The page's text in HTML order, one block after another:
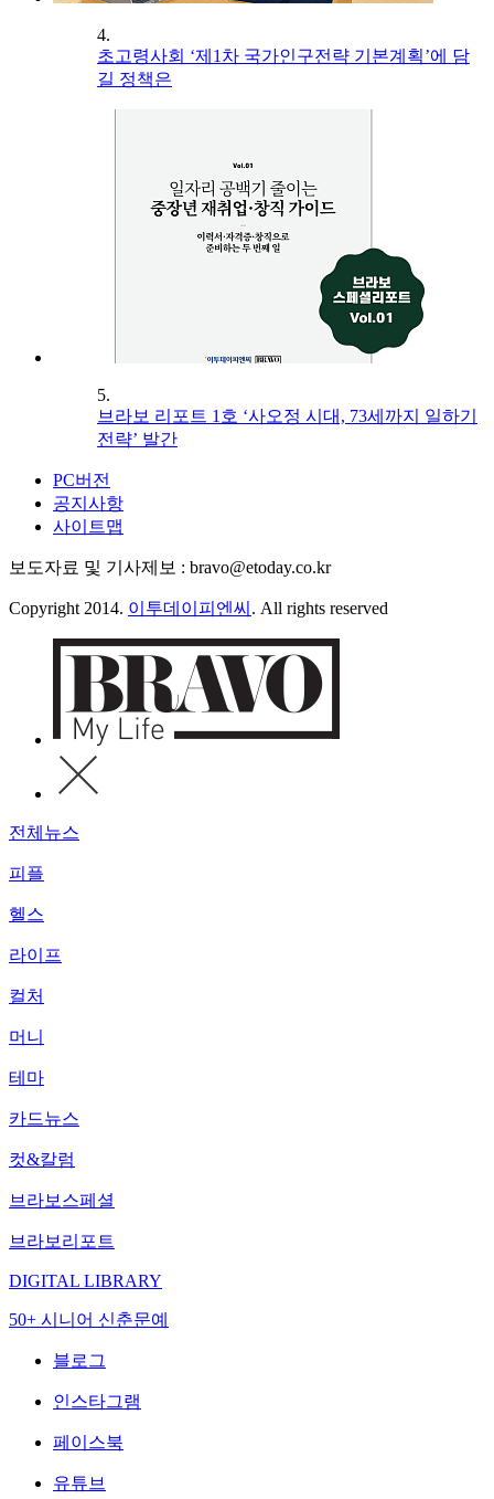
4.
초고령사회 ‘제1차 국가인구전략 기본계획’에 담
길 정책은
5.
브라보 리포트 1호 ‘사오정 시대, 73세까지 일하기
전략’ 발간
PC버전
공지사항
사이트맵
보도자료 및 기사제보 : bravo@etoday.co.kr
Copyright 2014. 이투데이피엔씨 . All rights reserved
전체뉴스
피플
헬스
라이프
컬처
머니
테마
카드뉴스
컷&칼럼
브라보스페셜
브라보리포트
DIGITAL LIBRARY
50+ 시니어 신춘문예
블로그
인스타그램
페이스북
유튜브